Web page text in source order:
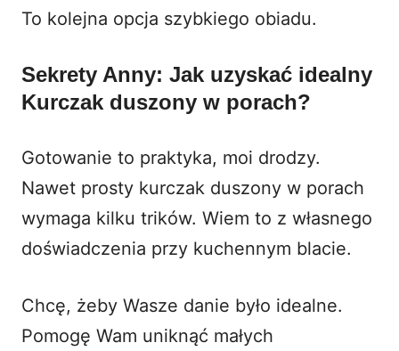
To kolejna opcja szybkiego obiadu.
Sekrety Anny: Jak uzyskać idealny
Kurczak duszony w porach?
Gotowanie to praktyka, moi drodzy.
Nawet prosty kurczak duszony w porach
wymaga kilku trików. Wiem to z własnego
doświadczenia przy kuchennym blacie.
Chcę, żeby Wasze danie było idealne.
Pomogę Wam uniknąć małych